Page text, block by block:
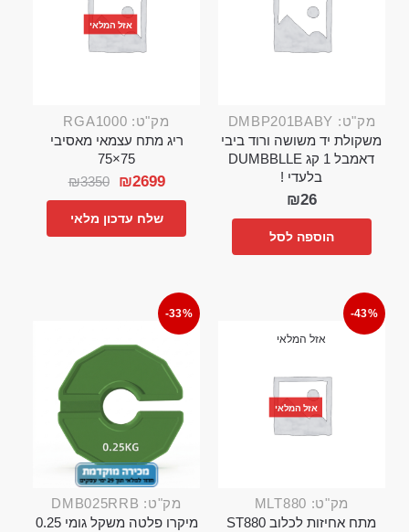
מק"ט: DMBP201BABY
משקולת יד משושה ורוד ביבי
דאמבל 1 קג DUMBBLLE
בלעדי !
₪26
הוספה לסל
אזל המלאי
מק"ט: RGA1000
ריג מתח עצמאי מאסיבי
75×75
₪3350 ₪2699
שלח עדכון מלאי
-43%
אזל המלאי
אזל המלאי
מק"ט: MLT880
מתח אחיזות לכלוב ST880
-33%
מק"ט: DMB025RRB
מיקרו פלטה משקל גומי 0.25